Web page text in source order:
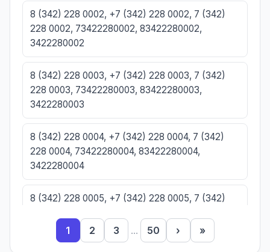
8 (342) 228 0002, +7 (342) 228 0002, 7 (342)
228 0002, 73422280002, 83422280002,
3422280002
8 (342) 228 0003, +7 (342) 228 0003, 7 (342)
228 0003, 73422280003, 83422280003,
3422280003
8 (342) 228 0004, +7 (342) 228 0004, 7 (342)
228 0004, 73422280004, 83422280004,
3422280004
8 (342) 228 0005, +7 (342) 228 0005, 7 (342)
3422280005
1 2 3 ... 50 › »